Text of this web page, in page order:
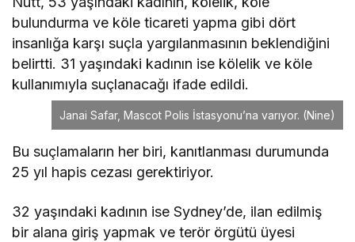
bulundurma ve köle ticareti yapma gibi dört
insanlığa karşı suçla yargılanmasının beklendiğini
belirtti. 31 yaşındaki kadının ise kölelik ve köle
kullanımıyla suçlanacağı ifade edildi.
Janai Safar, Mascot Polis İstasyonu’na varıyor. (Nine)
Bu suçlamaların her biri, kanıtlanması durumunda
25 yıl hapis cezası gerektiriyor.
32 yaşındaki kadının ise Sydney’de, ilan edilmiş
bir alana giriş yapmak ve terör örgütü üyesi